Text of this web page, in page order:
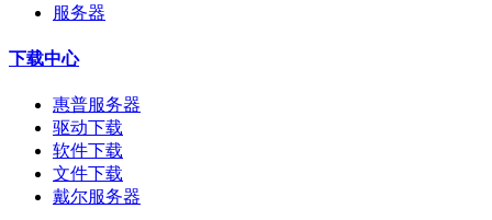
服务器
下载中心
惠普服务器
驱动下载
软件下载
文件下载
戴尔服务器